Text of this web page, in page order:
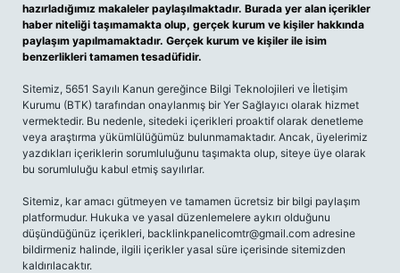
hazırladığımız makaleler paylaşılmaktadır. Burada yer alan içerikler
haber niteliği taşımamakta olup, gerçek kurum ve kişiler hakkında
paylaşım yapılmamaktadır. Gerçek kurum ve kişiler ile isim
benzerlikleri tamamen tesadüfidir.
Sitemiz, 5651 Sayılı Kanun gereğince Bilgi Teknolojileri ve İletişim
Kurumu (BTK) tarafından onaylanmış bir Yer Sağlayıcı olarak hizmet
vermektedir. Bu nedenle, sitedeki içerikleri proaktif olarak denetleme
veya araştırma yükümlülüğümüz bulunmamaktadır. Ancak, üyelerimiz
yazdıkları içeriklerin sorumluluğunu taşımakta olup, siteye üye olarak
bu sorumluluğu kabul etmiş sayılırlar.
Sitemiz, kar amacı gütmeyen ve tamamen ücretsiz bir bilgi paylaşım
platformudur. Hukuka ve yasal düzenlemelere aykırı olduğunu
düşündüğünüz içerikleri, backlinkpanelicomtr@gmail.com adresine
bildirmeniz halinde, ilgili içerikler yasal süre içerisinde sitemizden
kaldırılacaktır.